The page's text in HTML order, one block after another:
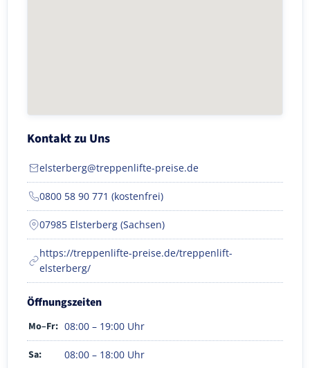
Kontakt zu Uns
elsterberg@treppenlifte-preise.de
0800 58 90 771 (kostenfrei)
07985 Elsterberg (Sachsen)
https://treppenlifte-preise.de/treppenlift-
elsterberg/
Öffnungszeiten
Mo–Fr: 08:00 – 19:00 Uhr
Sa: 08:00 – 18:00 Uhr